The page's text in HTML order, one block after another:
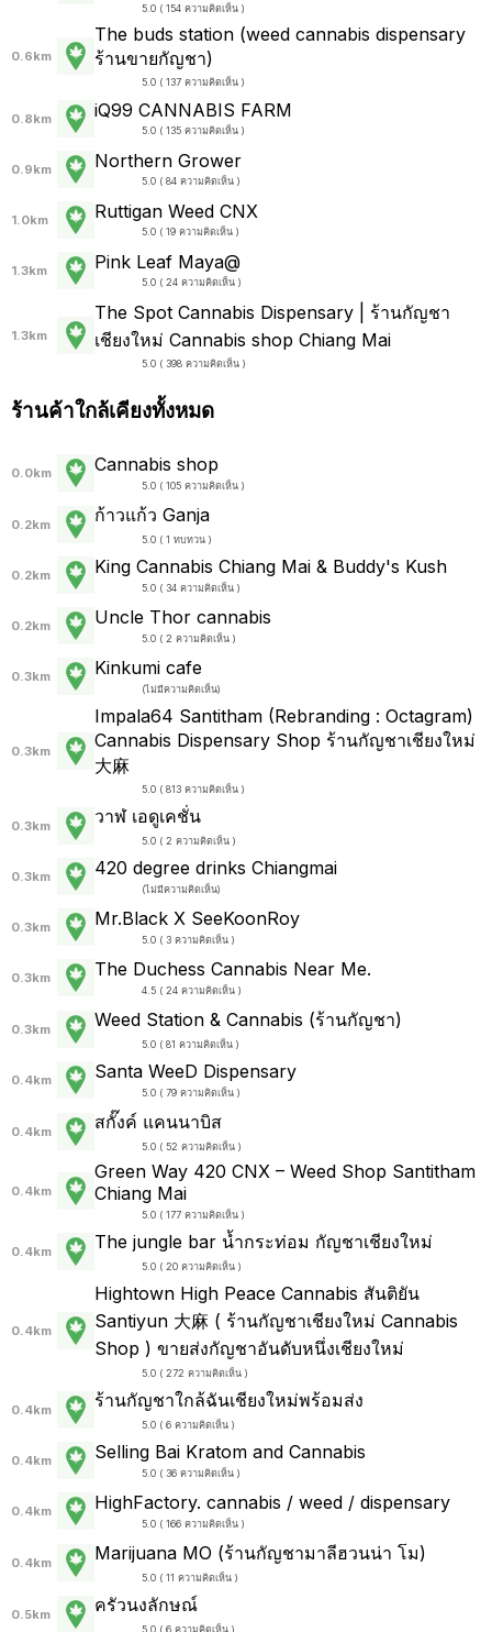
5.0 ( 154 ความคิดเห็น )
0.6km
The buds station (weed cannabis dispensary
ร้านขายกัญชา)
5.0 ( 137 ความคิดเห็น )
0.8km iQ99 CANNABIS FARM
5.0 ( 135 ความคิดเห็น )
0.9km Northern Grower
5.0 ( 84 ความคิดเห็น )
1.0km Ruttigan Weed CNX
5.0 ( 19 ความคิดเห็น )
1.3km Pink Leaf Maya@
5.0 ( 24 ความคิดเห็น )
1.3km
The Spot Cannabis Dispensary | ร้านกัญชา
เชียงใหม่ Cannabis shop Chiang Mai
5.0 ( 398 ความคิดเห็น )
ร้านค้าใกล้เคียงทั้งหมด
0.0km Cannabis shop
5.0 ( 105 ความคิดเห็น )
0.2km ก้าวแก้ว Ganja
5.0 ( 1 ทบทวน )
0.2km King Cannabis Chiang Mai & Buddy's Kush
5.0 ( 34 ความคิดเห็น )
0.2km Uncle Thor cannabis
5.0 ( 2 ความคิดเห็น )
0.3km Kinkumi cafe
(ไม่มีความคิดเห็น)
0.3km
Impala64 Santitham (Rebranding : Octagram)
Cannabis Dispensary Shop ร้านกัญชาเชียงใหม่
大麻
5.0 ( 813 ความคิดเห็น )
0.3km วาฬ เอดูเคชั่น
5.0 ( 2 ความคิดเห็น )
0.3km 420 degree drinks Chiangmai
(ไม่มีความคิดเห็น)
0.3km Mr.Black X SeeKoonRoy
5.0 ( 3 ความคิดเห็น )
0.3km The Duchess Cannabis Near Me.
4.5 ( 24 ความคิดเห็น )
0.3km Weed Station & Cannabis (ร้านกัญชา)
5.0 ( 81 ความคิดเห็น )
0.4km Santa WeeD Dispensary
5.0 ( 79 ความคิดเห็น )
0.4km สกั๊งค์ แคนนาบิส
5.0 ( 52 ความคิดเห็น )
0.4km
Green Way 420 CNX – Weed Shop Santitham
Chiang Mai
5.0 ( 177 ความคิดเห็น )
0.4km The jungle bar น้ำกระท่อม กัญชาเชียงใหม่
5.0 ( 20 ความคิดเห็น )
0.4km
Hightown High Peace Cannabis สันติยัน
Santiyun 大麻 ( ร้านกัญชาเชียงใหม่ Cannabis
Shop ) ขายส่งกัญชาอันดับหนึ่งเชียงใหม่
5.0 ( 272 ความคิดเห็น )
0.4km ร้านกัญชาใกล้ฉันเชียงใหม่พร้อมส่ง
5.0 ( 6 ความคิดเห็น )
0.4km Selling Bai Kratom and Cannabis
5.0 ( 36 ความคิดเห็น )
0.4km HighFactory. cannabis / weed / dispensary
5.0 ( 166 ความคิดเห็น )
0.4km Marijuana MO (ร้านกัญชามาลีฮวนน่า โม)
5.0 ( 11 ความคิดเห็น )
0.5km ครัวนงลักษณ์
5.0 ( 6 ความคิดเห็น )